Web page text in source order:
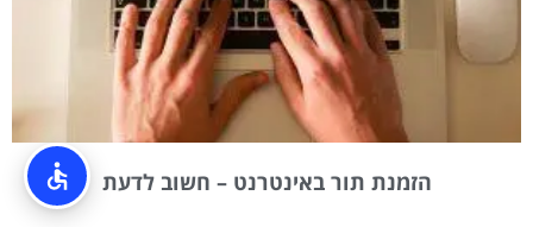
הזמנת תור באינטרנט – חשוב לדעת